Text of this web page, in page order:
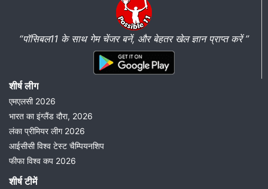
“पॉसिबल11 के साथ गेम चेंजर बनें, और बेहतर खेल ज्ञान प्राप्त करें ”
शीर्ष लीग
एमएलसी 2026
भारत का इंग्लैंड दौरा, 2026
लंका प्रीमियर लीग 2026
आईसीसी विश्व टेस्ट चैम्पियनशिप
फीफा विश्व कप 2026
शीर्ष टीमें